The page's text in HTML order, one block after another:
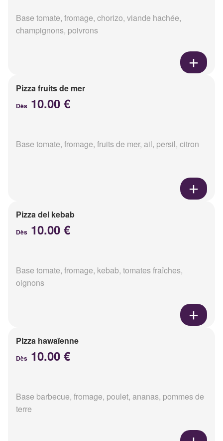
Base tomate, fromage, chorizo, viande hachée,
champignons, poivrons
Pizza fruits de mer
Dès 10.00 €
Base tomate, fromage, fruits de mer, ail, persil, citron
Pizza del kebab
Dès 10.00 €
Base tomate, fromage, kebab, tomates fraîches,
oignons
Pizza hawaïenne
Dès 10.00 €
Base barbecue, fromage, poulet, ananas, pommes de
terre